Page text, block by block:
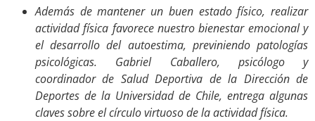
Además de mantener un buen estado físico, realizar
actividad física favorece nuestro bienestar emocional y
el desarrollo del autoestima, previniendo patologías
psicológicas. Gabriel Caballero, psicólogo y
coordinador de Salud Deportiva de la Dirección de
Deportes de la Universidad de Chile, entrega algunas
claves sobre el círculo virtuoso de la actividad física.